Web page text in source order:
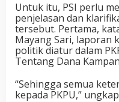
Untuk itu, PSI perlu
penjelasan dan
tersebut. Pertama,
Mayang Sari, laporan
politik diatur dalam
Tentang Dana
“Sehingga semua
kepada PKPU,”